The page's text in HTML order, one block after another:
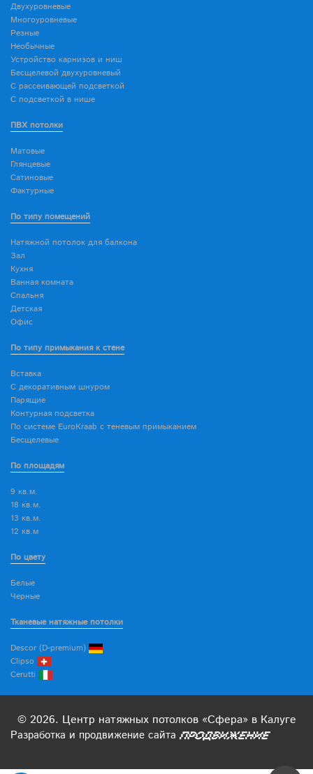
Двухуровневые
Многоуровневые
Резные
Необычные
Устройство карнизов и ниш
Бесщелевой двухуровневый
С рассеивающей подсветкой
С подсветкой в нише
ПВХ потолки
Матовые
Глянцевые
Сатиновые
Фактурные
По типу помещений
Натяжной потолок для балкона
Зал
Кухня
Ванная комната
Спальня
Детская
Офис
По типу примыкания к стене
Вставка
С декоративным шнуром
Парящие
Контурная подсветка
По системе EuroKraab с теневым примыканием
Бесщелевые
По площадям
9 кв.м.
18 кв.м.
13 кв.м.
12 кв.м
По цвету
Белые
Черные
Тканевые натяжные потолки
Descor (D-premium)
Clipso
Cerutti
© 2026. Центр натяжных потолков «Сфера» в Калуге
Разработка и продвижение сайта